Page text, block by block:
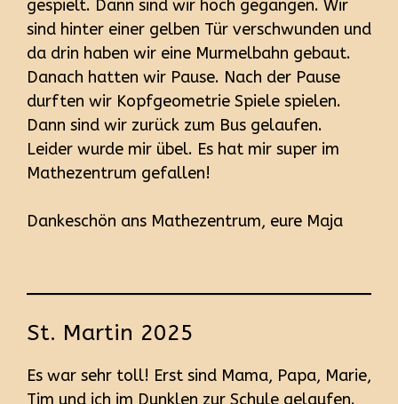
gespielt. Dann sind wir hoch gegangen. Wir
sind hinter einer gelben Tür verschwunden und
da drin haben wir eine Murmelbahn gebaut.
Danach hatten wir Pause. Nach der Pause
durften wir Kopfgeometrie Spiele spielen.
Dann sind wir zurück zum Bus gelaufen.
Leider wurde mir übel. Es hat mir super im
Mathezentrum gefallen!
Dankeschön ans Mathezentrum, eure Maja
St. Martin 2025
Es war sehr toll! Erst sind Mama, Papa, Marie,
Tim und ich im Dunklen zur Schule gelaufen.